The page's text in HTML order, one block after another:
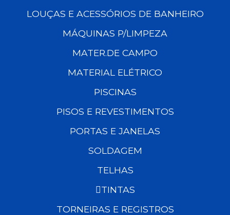
LOUÇAS E ACESSÓRIOS DE BANHEIRO
MÁQUINAS P/LIMPEZA
MATER.DE CAMPO
MATERIAL ELÉTRICO
PISCINAS
PISOS E REVESTIMENTOS
PORTAS E JANELAS
SOLDAGEM
TELHAS
TINTAS
TORNEIRAS E REGISTROS